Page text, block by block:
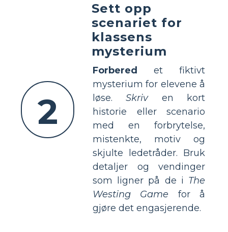
2
Sett opp
scenariet for
klassens
mysterium
Forbered
et fiktivt
mysterium for elevene å
løse.Skriven kort
historie eller scenario
med en forbrytelse,
mistenkte, motiv og
skjulte ledetråder. Bruk
detaljer og vendinger
som ligner på de i The
Westing Game for å
gjøre det engasjerende.